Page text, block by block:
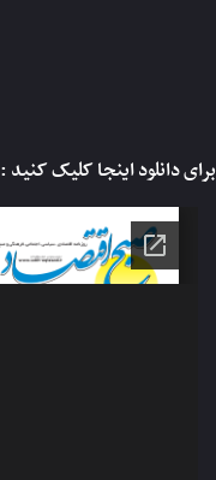
برای دانلود اینجا کلیک کنید :